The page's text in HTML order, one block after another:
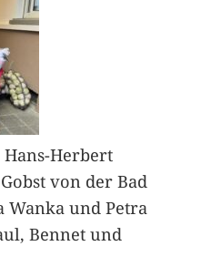
Herbert
von der Bad
Wanka und Petra
Bennet und